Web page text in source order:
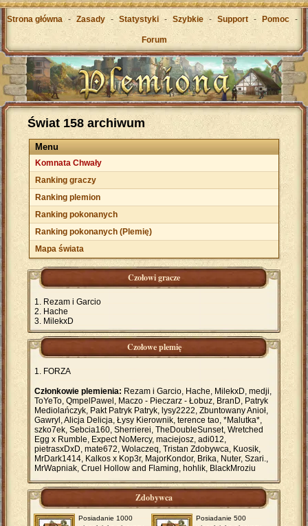
Strona główna - Zasady - Statystyki - Szybkie - Support - Pomoc -
Forum
Świat 158 archiwum
Menu
Komnata Chwały
Ranking graczy
Ranking plemion
Ranking pokonanych
Ranking pokonanych (Plemię)
Mapa świata
Czołowi gracze
Rezam i Garcio
Hache
MilekxD
Czołowe plemię
FORZA
Członkowie plemienia: Rezam i Garcio, Hache, MilekxD, medji,
ToYeTo, QmpelPawel, Maczo - Pieczarz - Łobuz, BranD, Patryk
Mediolańczyk, Pakt Patryk Patryk, lysy2222, Zbuntowany Anioł,
Gawryl, Alicja Delicja, Łysy Kierownik, terence tao, *Malutka*,
szko7ek, Sebcia160, Sherrierei, TheDoubleSunset, Wretched
Egg x Rumble, Expect NoMercy, maciejosz, adi012,
pietrasxDxD, mate672, Wolaczeq, Tristan Zdobywca, Kuosik,
MrDark1414, Kalkos x Kop3r, MajorKondor, Brika, Nuter, Szari.,
MrWapniak, Cruel Hollow and Flaming, hohlik, BlackMroziu
Zdobywca
Posiadanie 1000
Posiadanie 500